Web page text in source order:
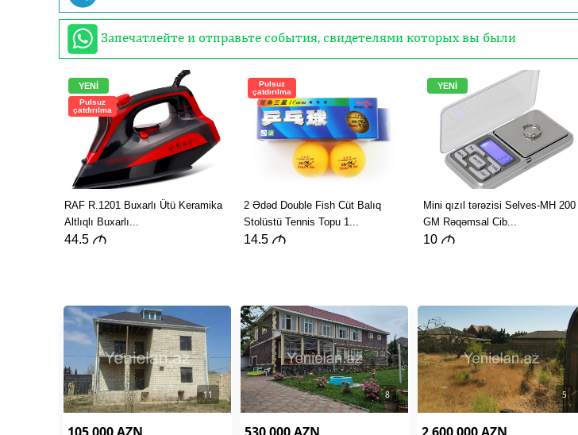
Запечатлейте и отправьте события, свидетелями которых вы были